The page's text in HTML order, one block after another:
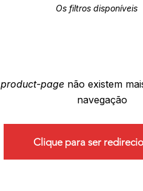
Os filtros disponíveis
product-page não existem
navegação
Clique para ser